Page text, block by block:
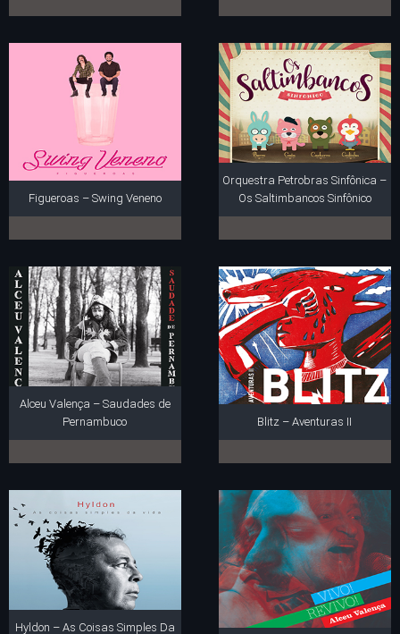
Figueroas – Swing Veneno
Orquestra Petrobras Sinfônica –
Os Saltimbancos Sinfônico
Alceu Valença – Saudades de
Pernambuco Blitz – Aventuras II
Hyldon – As Coisas Simples Da